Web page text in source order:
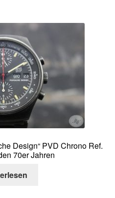
Design“ PVD Chrono Ref.
70er Jahren